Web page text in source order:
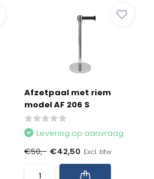
Afzetpaal met riem
model AF 206 S
Levering op aanvraag
€50,- €42,50 Excl. btw